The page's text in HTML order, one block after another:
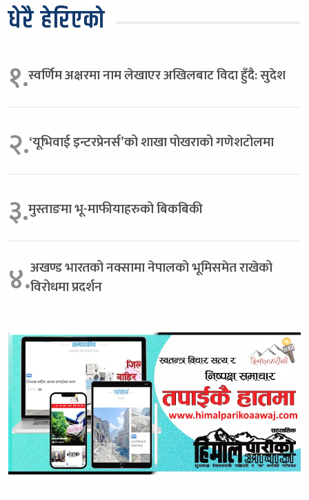
धेरै हेरिएको
१.स्वर्णिम अक्षरमा नाम लेखाएर अखिलबाट विदा हुँदै: सुदेश
२.‘यूभिवाई इन्टरप्रेनर्स’को शाखा पोखराको गणेशटोलमा
३.मुस्ताङमा भू-माफीयाहरुको बिकबिकी
४.अखण्ड भारतको नक्सामा नेपालको भूमिसमेत राखेको
विरोधमा प्रदर्शन